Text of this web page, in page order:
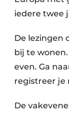
iedere twee
De lezingen
bij te
even. Ga
registreer je
De